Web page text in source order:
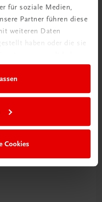
für soziale Medien,
Partner führen diese
weiteren Daten
haben oder die sie
Cookies